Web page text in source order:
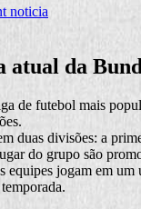
noticia
atual da
de futebol mais
duas divisões: a
do grupo são
equipes jogam em